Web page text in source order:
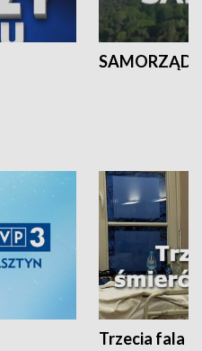
SAMORZĄD
Trzecia fala -